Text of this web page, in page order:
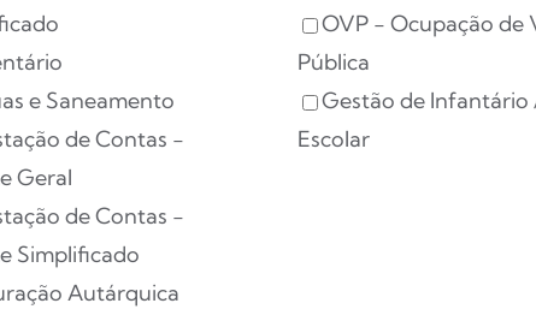
e Saneamento
de Contas -
Geral
de Contas -
Simplificado
Autárquica
OVP - Ocupação de
Pública
Gestão de Infantário
Escolar